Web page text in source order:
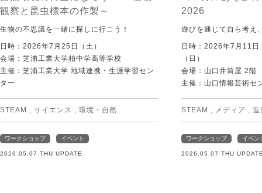
観察と昆虫標本の作製～
生物の不思議を一緒に探しに行こう！
日時：2026年7月25日（土）
会場：芝浦工業大学柏中学高等学校
主催：芝浦工業大学 地域連携・生涯学習セン
ター
STEAM サイエンス 環境・自然
ワークショップ イベント
2026.05.07 THU UPDATE
2026
遊びを通じて自ら考え
日時：2026年7月11
（日）
会場：山口井筒屋 2階
主催：山口情報芸術セ
STEAM メディア 造
ワークショップ イベン
2026.05.07 THU